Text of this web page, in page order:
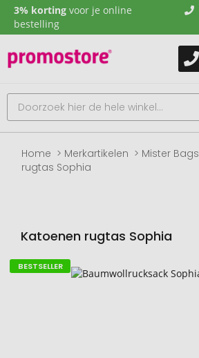
3% korting voor je online
bestelling
Home Merkartikelen Mister Bags
rugtas Sophia
Katoenen rugtas Sophia
Naar
BESTSELLER